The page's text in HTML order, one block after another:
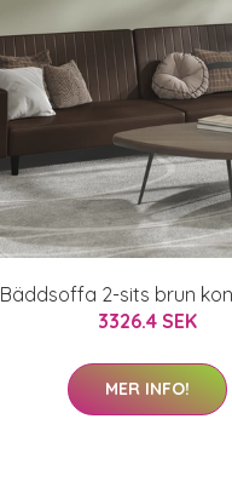
Bäddsoffa 2-sits brun
3326.4 SEK
MER INFO!